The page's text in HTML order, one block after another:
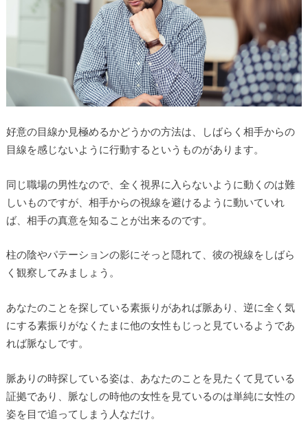
好意の目線か見極めるかどうかの方法は、しばらく相手からの
目線を感じないように行動するというものがあります。
同じ職場の男性なので、全く視界に入らないように動くのは難
しいものですが、相手からの視線を避けるように動いていれ
ば、相手の真意を知ることが出来るのです。
柱の陰やパテーションの影にそっと隠れて、彼の視線をしばら
く観察してみましょう。
あなたのことを探している素振りがあれば脈あり、逆に全く気
にする素振りがなくたまに他の女性もじっと見ているようであ
れば脈なしです。
脈ありの時探している姿は、あなたのことを見たくて見ている
証拠であり、脈なしの時他の女性を見ているのは単純に女性の
姿を目で追ってしまう人なだけ。